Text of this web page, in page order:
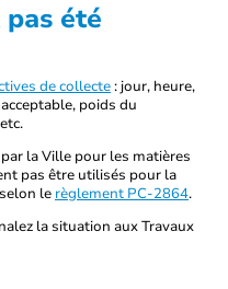
été
de collecte: jour, heure,
poids du
la Ville pour les matières
pas être utilisés pour la
le règlement PC-2864.
la situation aux Travaux